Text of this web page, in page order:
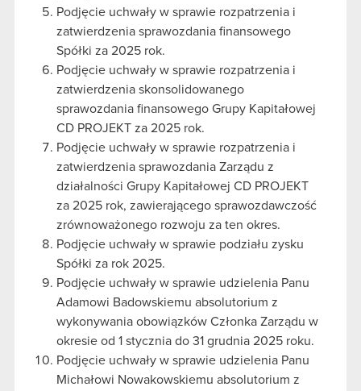
Podjęcie uchwały w sprawie rozpatrzenia i
zatwierdzenia sprawozdania finansowego
Spółki za 2025 rok.
Podjęcie uchwały w sprawie rozpatrzenia i
zatwierdzenia skonsolidowanego
sprawozdania finansowego Grupy Kapitałowej
CD PROJEKT za 2025 rok.
Podjęcie uchwały w sprawie rozpatrzenia i
zatwierdzenia sprawozdania Zarządu z
działalności Grupy Kapitałowej CD PROJEKT
za 2025 rok, zawierającego sprawozdawczość
zrównoważonego rozwoju za ten okres.
Podjęcie uchwały w sprawie podziału zysku
Spółki za rok 2025.
Podjęcie uchwały w sprawie udzielenia Panu
Adamowi Badowskiemu absolutorium z
wykonywania obowiązków Członka Zarządu w
okresie od 1 stycznia do 31 grudnia 2025 roku.
Podjęcie uchwały w sprawie udzielenia Panu
Michałowi Nowakowskiemu absolutorium z